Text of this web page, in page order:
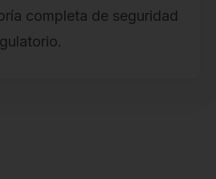
completa de seguridad